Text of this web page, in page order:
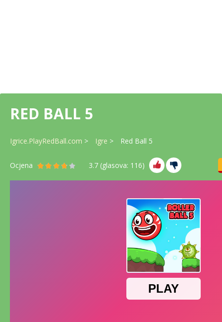
RED BALL 5
Igrice.PlayRedBall.com Igre Red Ball 5
Ocjena 3.7 (glasova: 116)